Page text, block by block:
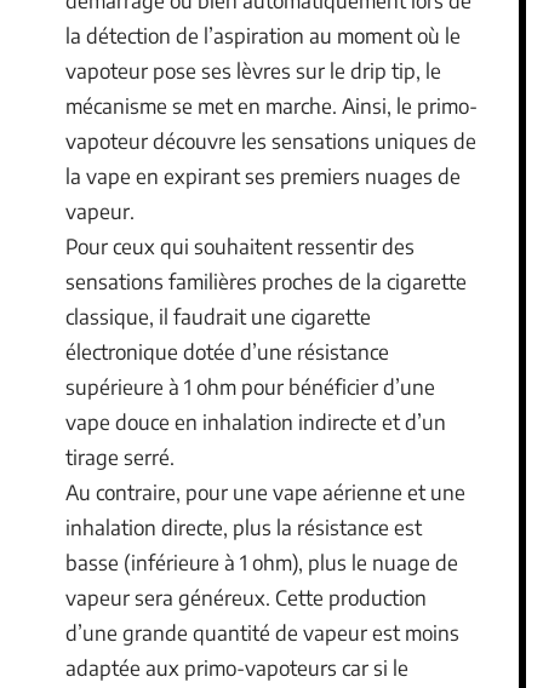
la détection de l’aspiration au moment où le
vapoteur pose ses lèvres sur le drip tip, le
mécanisme se met en marche. Ainsi, le primo-
vapoteur découvre les sensations uniques de
la vape en expirant ses premiers nuages de
vapeur.
Pour ceux qui souhaitent ressentir des
sensations familières proches de la cigarette
classique, il faudrait une cigarette
électronique dotée d’une résistance
supérieure à 1 ohm pour bénéficier d’une
vape douce en inhalation indirecte et d’un
tirage serré.
Au contraire, pour une vape aérienne et une
inhalation directe, plus la résistance est
basse (inférieure à 1 ohm), plus le nuage de
vapeur sera généreux. Cette production
d’une grande quantité de vapeur est moins
adaptée aux primo-vapoteurs car si le